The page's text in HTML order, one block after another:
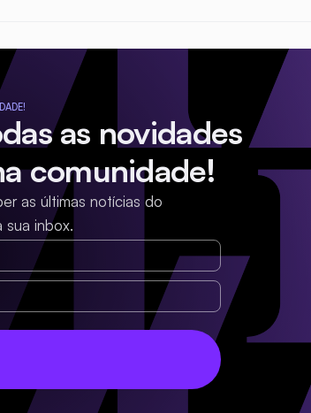
as novidades
comunidade!
as últimas notícias do
sua inbox.